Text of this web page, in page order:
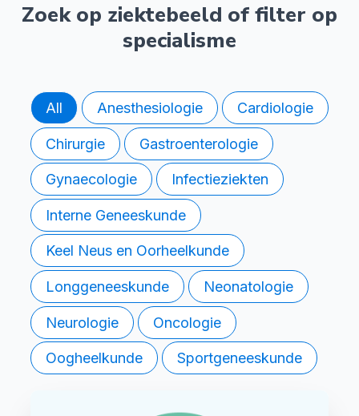
Zoek op ziektebeeld of filter op
specialisme
All Anesthesiologie Cardiologie
Chirurgie Gastroenterologie
Gynaecologie Infectieziekten
Interne Geneeskunde
Keel Neus en Oorheelkunde
Longgeneeskunde Neonatologie
Neurologie Oncologie
Oogheelkunde Sportgeneeskunde